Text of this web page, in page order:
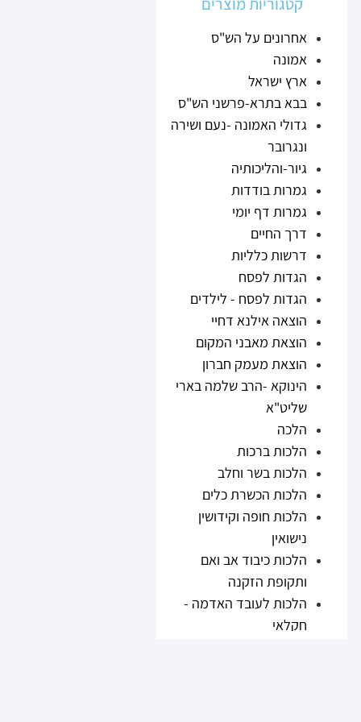
אחרונים על הש"ס
אמונה
ארץ ישראל
בבא בתרא-פרשני הש"ס
גדולי האמונה -נעם ושירה
ונגרובר
גיור-והליכותיה
גמרות בודדות
גמרות דף יומי
דרך החיים
דרשות כלליות
הגדות לפסח
הגדות לפסח - לילדים
הוצאה אילנא דחיי
הוצאת מאבני המקום
הוצאת מעמק חברון
הינוקא -הרב שלמה בארי
שליט"א
הלכה
הלכות ברכות
הלכות בשר וחלב
הלכות הכשרת כלים
הלכות חופה וקידושין
נישואין
הלכות כיבוד אב ואם
ותקופת הזקנה
הלכות לעובד האדמה -
חקלאי